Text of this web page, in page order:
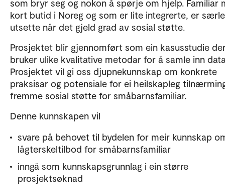
som bryr seg og nokon å spørje om hjelp. Familiar
kort butid i Noreg og som er lite integrerte, er
utsette når det gjeld grad av sosial støtte.
Prosjektet blir gjennomført som ein kasusstudie
bruker ulike kvalitative metodar for å samle inn
Prosjektet vil gi oss djupnekunnskap om konkrete
praksisar og potensiale for ei heilskapleg
fremme sosial støtte for småbarnsfamiliar.
Denne kunnskapen vil
svare på behovet til bydelen for meir kunnskap
lågterskeltilbod for småbarnsfamiliar
inngå som kunnskapsgrunnlag i ein større
prosjektsøknad